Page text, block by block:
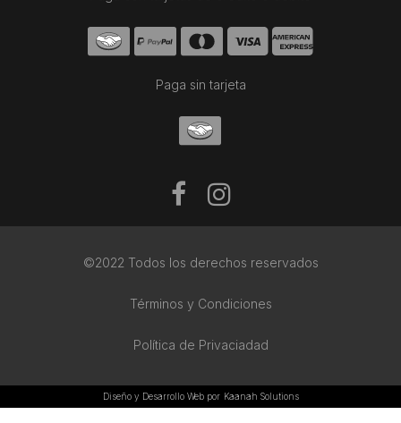
Paga sin tarjeta
©2022 Todos los derechos reservados
Términos y Condiciones
Política de Privaciadad
Diseño y Desarrollo Web por Kaanah Solutions